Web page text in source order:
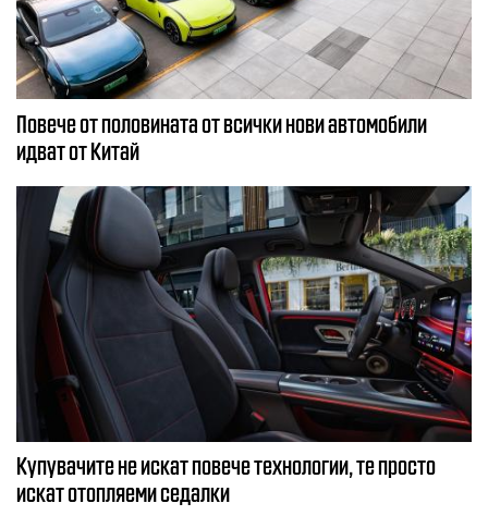
Повече от половината от всички нови автомобили
идват от Китай
Купувачите не искат повече технологии, те просто
искат отопляеми седалки